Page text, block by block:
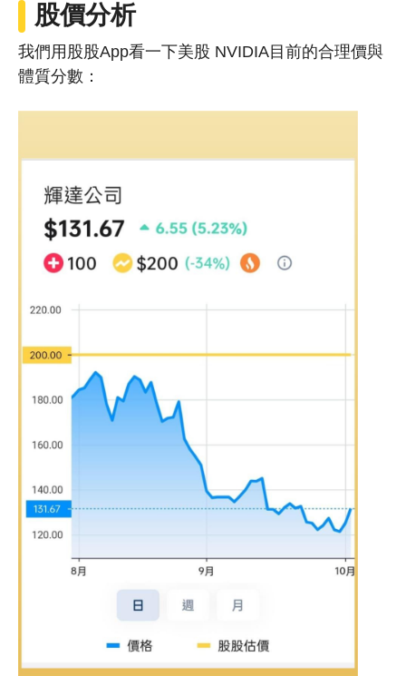
股價分析
我們用股股App看一下美股 NVIDIA目前的合理價與
體質分數：